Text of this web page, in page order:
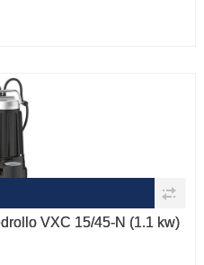
VXC 15/45-N (1.1 kw)